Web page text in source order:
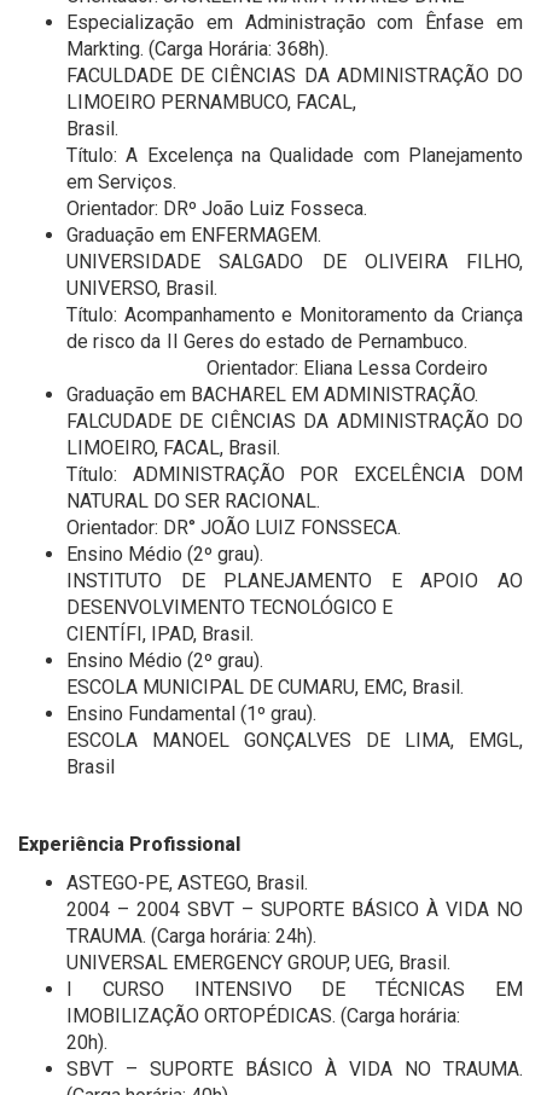
Especialização em Administração com Ênfase em
Markting. (Carga Horária: 368h).
FACULDADE DE CIÊNCIAS DA ADMINISTRAÇÃO DO
LIMOEIRO PERNAMBUCO, FACAL,
Brasil.
Título: A Excelença na Qualidade com Planejamento
em Serviços.
Orientador: DRº João Luiz Fosseca.
Graduação em ENFERMAGEM.
UNIVERSIDADE SALGADO DE OLIVEIRA FILHO,
UNIVERSO, Brasil.
Título: Acompanhamento e Monitoramento da Criança
de risco da II Geres do estado de Pernambuco.
Orientador: Eliana Lessa Cordeiro
Graduação em BACHAREL EM ADMINISTRAÇÃO.
FALCUDADE DE CIÊNCIAS DA ADMINISTRAÇÃO DO
LIMOEIRO, FACAL, Brasil.
Título: ADMINISTRAÇÃO POR EXCELÊNCIA DOM
NATURAL DO SER RACIONAL.
Orientador: DR° JOÃO LUIZ FONSSECA.
Ensino Médio (2º grau).
INSTITUTO DE PLANEJAMENTO E APOIO AO
DESENVOLVIMENTO TECNOLÓGICO E
CIENTÍFI, IPAD, Brasil.
Ensino Médio (2º grau).
ESCOLA MUNICIPAL DE CUMARU, EMC, Brasil.
Ensino Fundamental (1º grau).
ESCOLA MANOEL GONÇALVES DE LIMA, EMGL,
Brasil
Experiência Profissional
ASTEGO-PE, ASTEGO, Brasil.
2004 – 2004 SBVT – SUPORTE BÁSICO À VIDA NO
TRAUMA. (Carga horária: 24h).
UNIVERSAL EMERGENCY GROUP, UEG, Brasil.
I CURSO INTENSIVO DE TÉCNICAS EM
IMOBILIZAÇÃO ORTOPÉDICAS. (Carga horária:
20h).
SBVT – SUPORTE BÁSICO À VIDA NO TRAUMA.